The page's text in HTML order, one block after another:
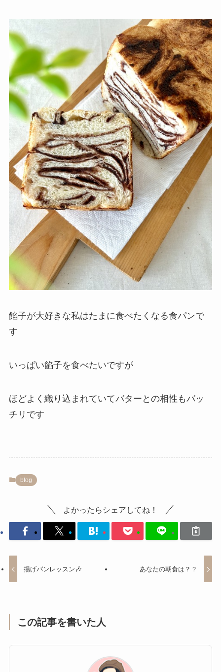
餡子が大好きな私はたまに食べたくなる食パンで
す
いっぱい餡子を食べたいですが
ほどよく織り込まれていてバターとの相性もバッ
チリです
blog
よかったらシェアしてね！
揚げパンレッスン🎶 あなたの朝食は？？
この記事を書いた人